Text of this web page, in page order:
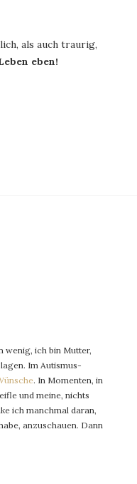
als auch traurig,
eben!
wenig, ich bin Mutter,
Im Autismus-
. In Momenten, in
und meine, nichts
ich manchmal daran,
anzuschauen. Dann